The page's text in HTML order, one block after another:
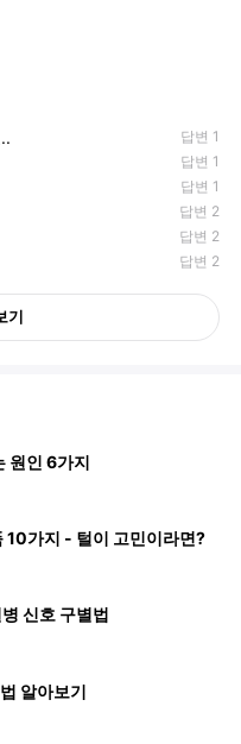
답변 1
답변 1
답변 1
답변 2
답변 2
답변 2
기
원인 6가지
10가지 - 털이 고민이라면?
신호 구별법
알아보기